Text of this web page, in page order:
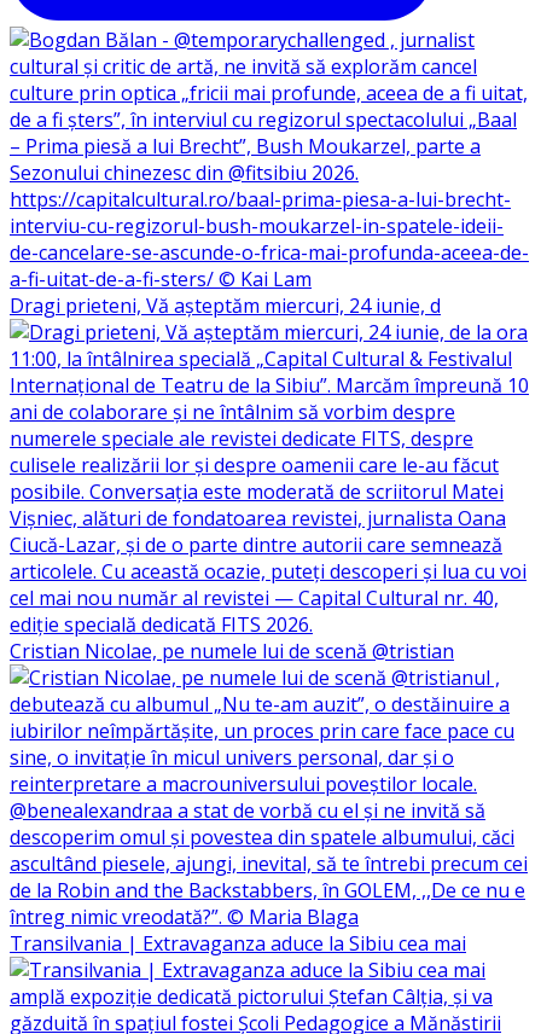
Dragi prieteni, Vă așteptăm miercuri, 24 iunie, d
Cristian Nicolae, pe numele lui de scenă @tristian
Transilvania | Extravaganza aduce la Sibiu cea mai